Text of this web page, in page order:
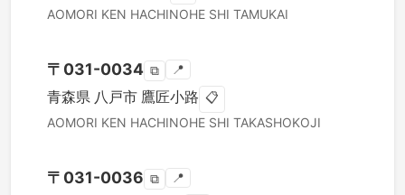
AOMORI KEN HACHINOHE SHI TAMUKAI
〒 031-0034 ⧉ 📍
青森県 八戸市 鷹匠小路 📋
AOMORI KEN HACHINOHE SHI TAKASHOKOJI
〒 031-0036 ⧉ 📍